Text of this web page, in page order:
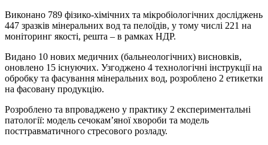
Виконано 789 фізико-хімічних та мікробіологічних досліджень
447 зразків мінеральних вод та пелоїдів, у тому числі 221 на
моніторинг якості, решта – в рамках НДР.
Видано 10 нових медичних (бальнеологічних) висновків,
оновлено 15 існуючих. Узгоджено 4 технологічні інструкції на
обробку та фасування мінеральних вод, розроблено 2 етикетки
на фасовану продукцію.
Розроблено та впроваджено у практику 2 експериментальні
патології: модель сечокам’яної хвороби та модель
посттравматичного стресового розладу.